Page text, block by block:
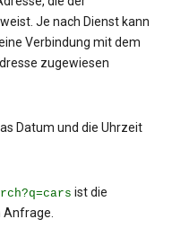
Je nach Dienst kann
Verbindung mit dem
zugewiesen
Datum und die Uhrzeit
ist die
Anfrage.